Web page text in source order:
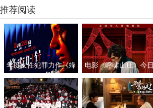
与温柔
推荐阅读
年度女性犯罪力作《蜂
蜜的针》定档3月28日
绝版影后阵容癫
电影《呼啸山庄》今日
上映